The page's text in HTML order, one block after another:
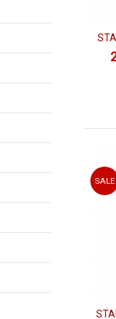
filas
este
pala de
En este
tus
En la
La firma
SALE